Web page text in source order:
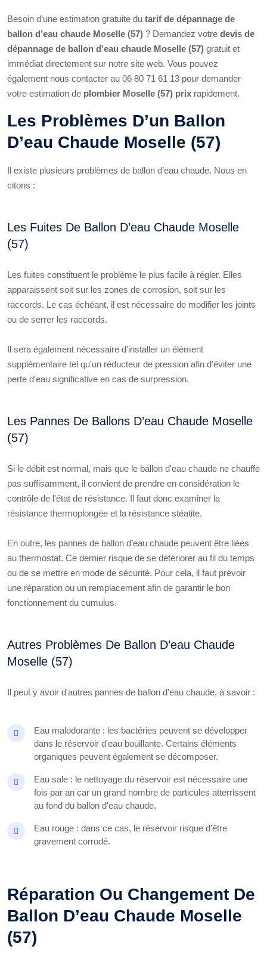
Besoin d’une estimation gratuite du tarif de dépannage de
ballon d’eau chaude Moselle (57) ? Demandez votre devis de
dépannage de ballon d’eau chaude Moselle (57) gratuit et
immédiat directement sur notre site web. Vous pouvez
également nous contacter au 06 80 71 61 13 pour demander
votre estimation de plombier Moselle (57) prix rapidement.
Les Problèmes D’un Ballon
D’eau Chaude Moselle (57)
Il existe plusieurs problèmes de ballon d’eau chaude. Nous en
citons :
Les Fuites De Ballon D’eau Chaude Moselle
(57)
Les fuites constituent le problème le plus facile à régler. Elles
apparaissent soit sur les zones de corrosion, soit sur les
raccords. Le cas échéant, il est nécessaire de modifier les joints
ou de serrer les raccords.
Il sera également nécessaire d'installer un élément
supplémentaire tel qu'un réducteur de pression afin d'éviter une
perte d'eau significative en cas de surpression.
Les Pannes De Ballons D’eau Chaude Moselle
(57)
Si le débit est normal, mais que le ballon d'eau chaude ne chauffe
pas suffisamment, il convient de prendre en considération le
contrôle de l'état de résistance. Il faut donc examiner la
résistance thermoplongée et la résistance stéatite.
En outre, les pannes de ballon d’eau chaude peuvent être liées
au thermostat. Ce dernier risque de se détériorer au fil du temps
ou de se mettre en mode de sécurité. Pour cela, il faut prévoir
une réparation ou un remplacement afin de garantir le bon
fonctionnement du cumulus.
Autres Problèmes De Ballon D’eau Chaude
Moselle (57)
Il peut y avoir d'autres pannes de ballon d'eau chaude, à savoir :
Eau malodorante : les bactéries peuvent se développer
dans le réservoir d'eau bouillante. Certains éléments
organiques peuvent également se décomposer.
Eau sale : le nettoyage du réservoir est nécessaire une
fois par an car un grand nombre de particules atterrissent
au fond du ballon d'eau chaude.
Eau rouge : dans ce cas, le réservoir risque d'être
gravement corrodé.
Réparation Ou Changement De
Ballon D’eau Chaude Moselle
(57)